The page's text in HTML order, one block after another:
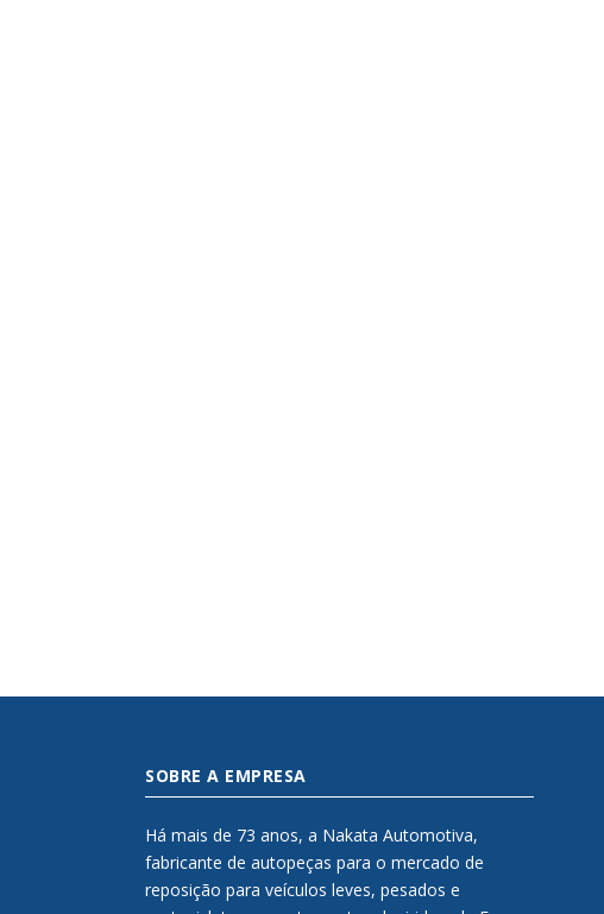
SOBRE A EMPRESA
Há mais de 73 anos, a Nakata Automotiva,
fabricante de autopeças para o mercado de
reposição para veículos leves, pesados e